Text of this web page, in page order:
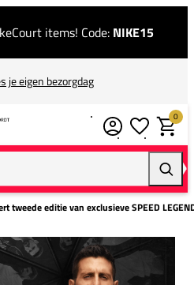
items! Code: NIKE15
je eigen bezorgdag
0
tweede editie van exclusieve SPEED